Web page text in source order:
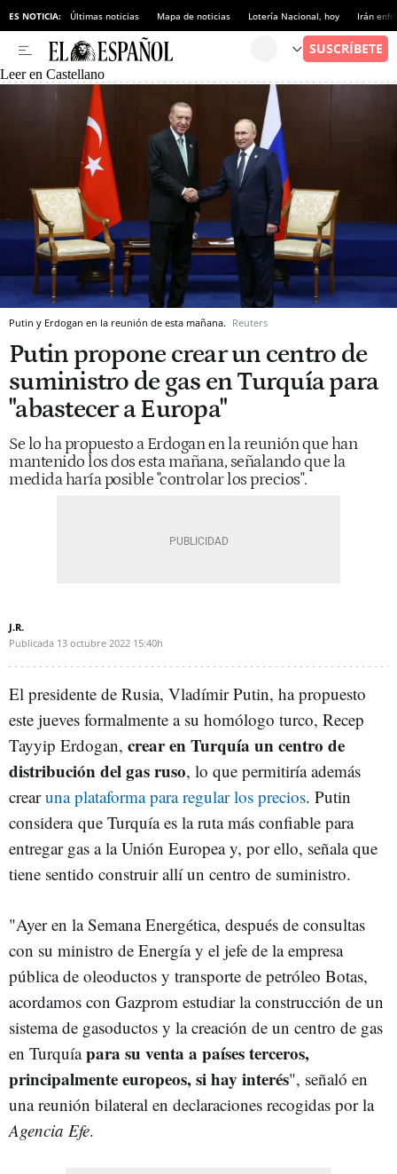
ES NOTICIA: Últimas noticias Mapa de noticias Lotería Nacional, hoy Irán
Leer en Castellano
Putin y Erdogan en la reunión de esta mañana. Reuters
Putin propone crear un centro de
suministro de gas en Turquía para
"abastecer a Europa"
Se lo ha propuesto a Erdogan en la reunión que han
mantenido los dos esta mañana, señalando que la
medida haría posible "controlar los precios".
J.R.
Publicada 13 octubre 2022 15:40h
El presidente de Rusia, Vladímir Putin, ha propuesto
este jueves formalmente a su homólogo turco, Recep
Tayyip Erdogan, crear en Turquía un centro de
distribución del gas ruso, lo que permitiría además
crearuna plataforma para regular los precios. Putin
considera que Turquía es la ruta más confiable para
entregar gas a la Unión Europea y, por ello, señala que
tiene sentido construir allí un centro de suministro.
"Ayer en la Semana Energética, después de consultas
con su ministro de Energía y el jefe de la empresa
pública de oleoductos y transporte de petróleo Botas,
acordamos con Gazprom estudiar la construcción de un
sistema de gasoductos y la creación de un centro de gas
en Turquíapara su venta a países terceros,
principalmente europeos, si hay interés", señaló en
una reunión bilateral en declaraciones recogidas por la
Agencia Efe.